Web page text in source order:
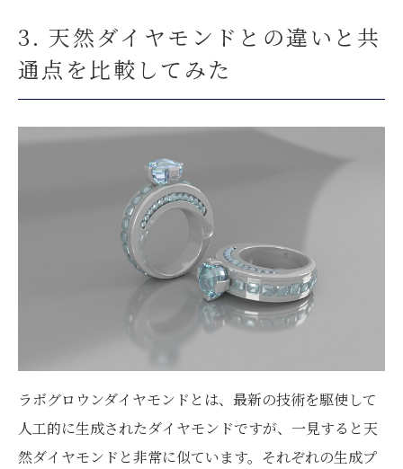
3. 天然ダイヤモンドとの違いと共
通点を比較してみた
ラボグロウンダイヤモンドとは、最新の技術を駆使して
人工的に生成されたダイヤモンドですが、一見すると天
然ダイヤモンドと非常に似ています。それぞれの生成プ